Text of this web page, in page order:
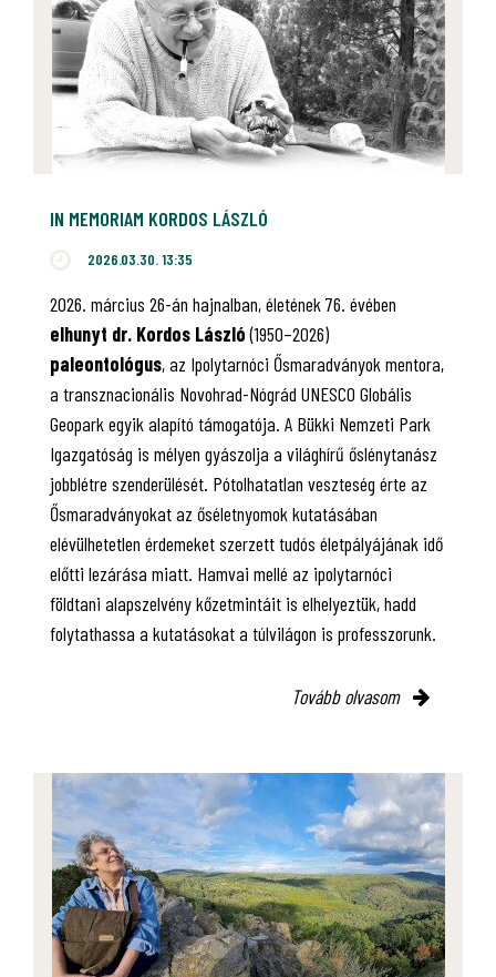
IN MEMORIAM KORDOS LÁSZLÓ
2026.03.30. 13:35
2026. március 26-án hajnalban, életének 76. évében
elhunyt dr. Kordos László(1950–2026)
paleontológus, az Ipolytarnóci Ősmaradványok mentora,
a transznacionális Novohrad-Nógrád UNESCO Globális
Geopark egyik alapító támogatója. A Bükki Nemzeti Park
Igazgatóság is mélyen gyászolja a világhírű őslénytanász
jobblétre szenderülését. Pótolhatatlan veszteség érte az
Ősmaradványokat az őséletnyomok kutatásában
elévülhetetlen érdemeket szerzett tudós életpályájának idő
előtti lezárása miatt. Hamvai mellé az ipolytarnóci
földtani alapszelvény kőzetmintáit is elhelyeztük, hadd
folytathassa a kutatásokat a túlvilágon is professzorunk.
Tovább olvasom